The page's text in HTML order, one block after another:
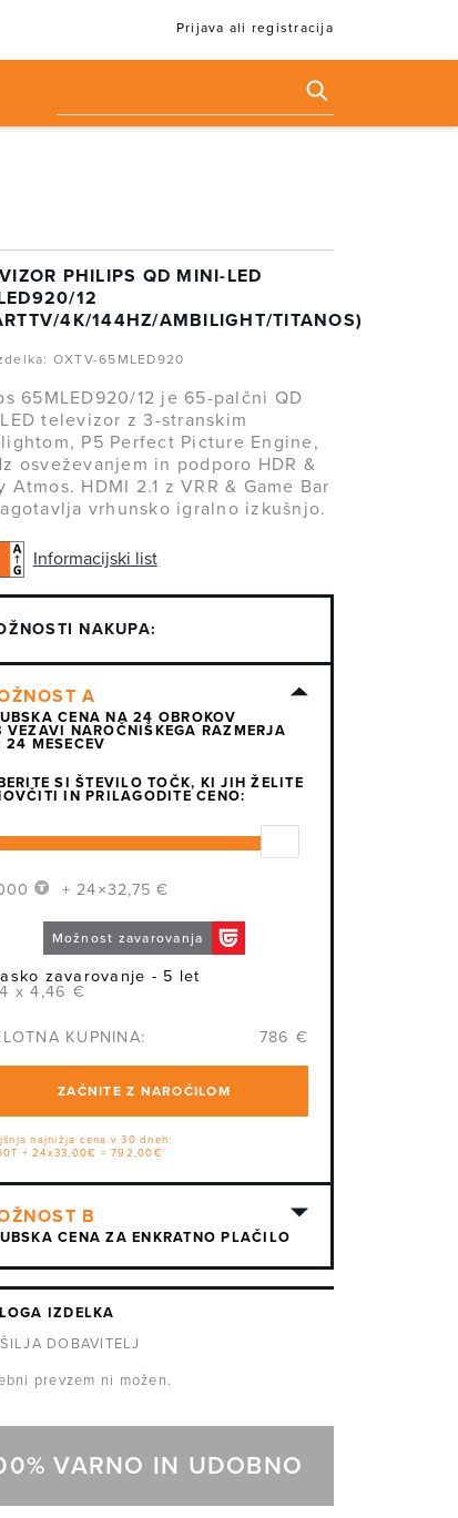
Prijava ali registracija
PHILIPS QD MINI-LED
12
4K/144HZ/AMBILIGHT/TITANOS)
OXTV-65MLED920
65MLED920/12 je 65-palčni QD
televizor z 3-stranskim
P5 Perfect Picture Engine,
osveževanjem in podporo HDR &
Atmos. HDMI 2.1 z VRR & Game Bar
vrhunsko igralno izkušnjo.
Informacijski list
NAKUPA:
CENA NA 24 OBROKOV
VEZAVI NAROČNIŠKEGA RAZMERJA
24 MESECEV
SI ŠTEVILO TOČK, KI JIH ŽELITE
IN PRILAGODITE CENO:
+ 24×32,75 €
Možnost zavarovanja
zavarovanje - 5 let
x 4,46 €
KUPNINA: 786 €
ZAČNITE Z NAROČILOM
najnižja cena v 30 dneh:
+ 24x33,00€ = 792,00€
CENA ZA ENKRATNO PLAČILO
IZDELKA
DOBAVITELJ
prevzem ni možen.
VARNO IN UDOBNO